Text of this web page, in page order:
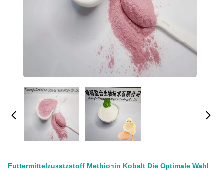
Futtermittelzusatzstoff Methionin Kobalt Die Optimale Wahl